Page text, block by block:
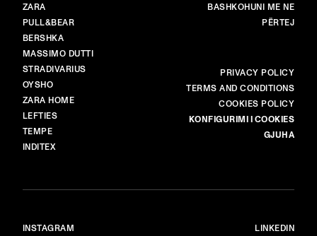
MARKAT
ZARA
PULL&BEAR
BERSHKA
MASSIMO DUTTI
STRADIVARIUS
OYSHO
ZARA HOME
LEFTIES
TEMPE
INDITEX
KRYESORE
BASHKOHUNI ME NE
PËRTEJ
MË SHUMËPRIVACY POLICY
TERMS AND CONDITIONS
COOKIES POLICY
KONFIGURIMI I COOKIES
GJUHA
INSTAGRAM LINKEDIN